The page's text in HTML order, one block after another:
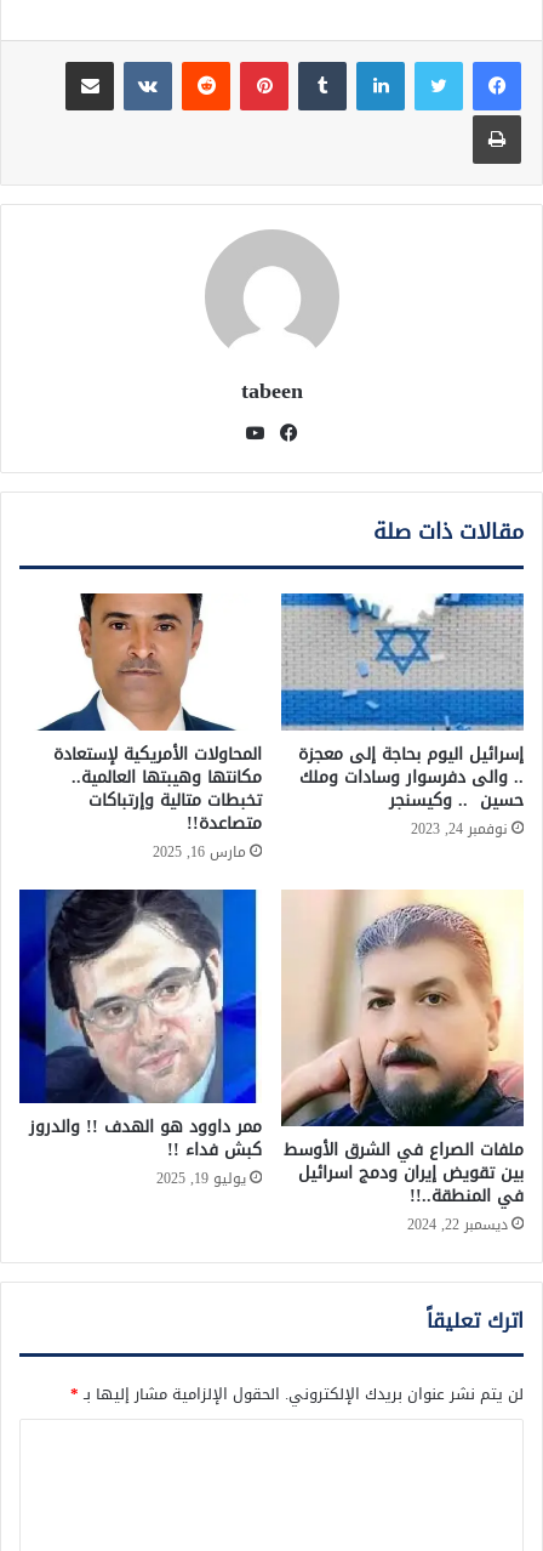
لينكدإن بينتيريست
مشاركة عبر البريد
طباعة
tabeen
فيسبوك
مقالات ذات صلة
إسرائيل اليوم بحاجة إلى معجزة
.. والى دفرسوار وسادات وملك
حسين .. وكيسنجر
نوفمبر 24, 2023
المحاولات الأمريكية لإستعادة
مكانتها وهيبتها العالمية..
تخبطات متالية وإرتباكات
متصاعدة!!
مارس 16, 2025
ملفات الصراع في الشرق الأوسط
بين تقويض إيران ودمج اسرائيل
في المنطقة..!!
ديسمبر 22, 2024
ممر داوود هو الهدف !! والدروز
كبش فداء !!
يوليو 19, 2025
اترك تعليقاً
لن يتم نشر عنوان بريدك الإلكتروني. الحقول الإلزامية مشار إليها بـ*